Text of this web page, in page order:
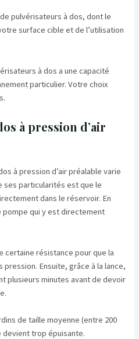
pulvérisateurs à dos, dont le
surface cible et de l’utilisation
à dos a une capacité
particulier. Votre choix
à pression d’air
à pression d’air préalable varie
ses particularités est que le
dans le réservoir. En
pompe qui y est directement
certaine résistance pour que la
Ensuite, grâce à la lance,
plusieurs minutes avant de devoir
de taille moyenne (entre 200
devient trop épuisante.